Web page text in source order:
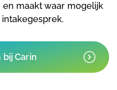
maakt waar mogelijk
Carin